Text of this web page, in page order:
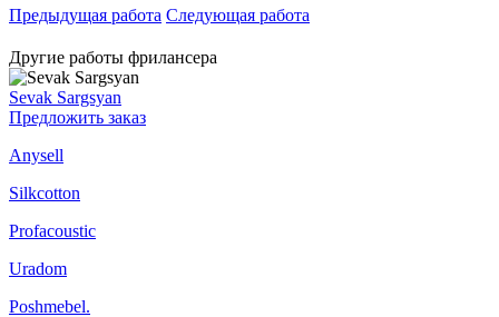
Предыдущая работа Следующая работа
Другие работы фрилансера
Sevak Sargsyan
Предложить заказ
Anysell
Silkcotton
Profacoustic
Uradom
Poshmebel.